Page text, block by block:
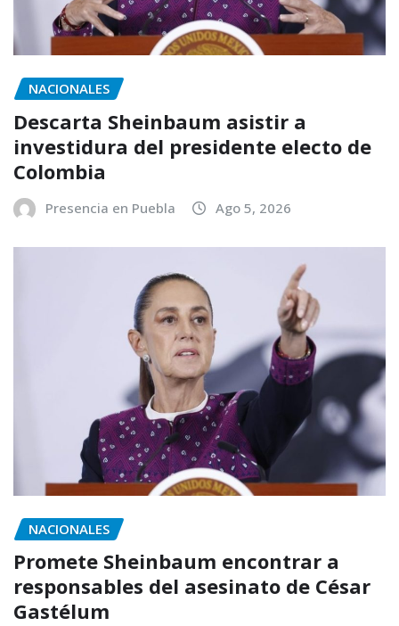
NACIONALES
Descarta Sheinbaum asistir a
investidura del presidente electo de
Colombia
Presencia en Puebla Ago 5, 2026
NACIONALES
Promete Sheinbaum encontrar a
responsables del asesinato de César
Gastélum